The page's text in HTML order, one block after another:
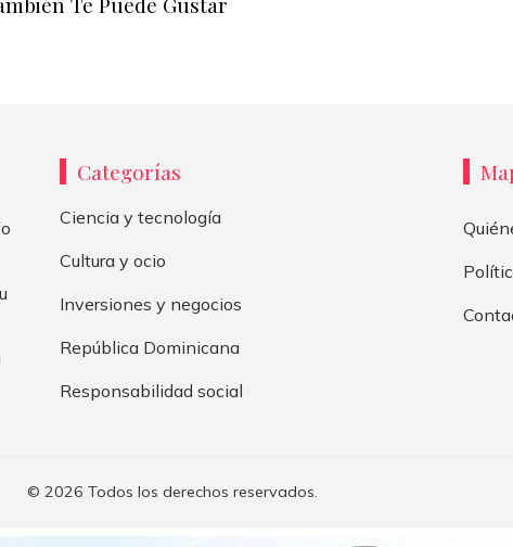
Categorías
Ciencia y tecnología
Cultura y ocio
Inversiones y negocios
República Dominicana
Responsabilidad social
© 2026 Todos los derechos reservados.